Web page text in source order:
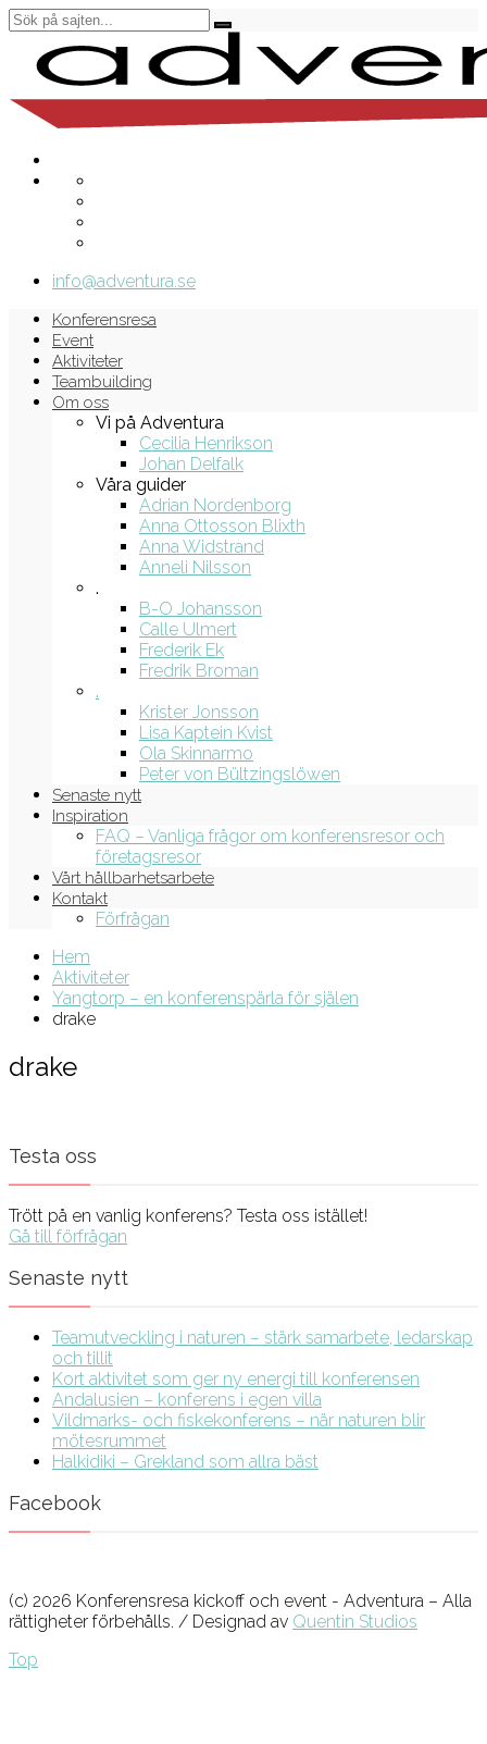
info@adventura.se
Konferensresa
Event
Aktiviteter
Teambuilding
Om oss
Vi på Adventura
Cecilia Henrikson
Johan Delfalk
Våra guider
Adrian Nordenborg
Anna Ottosson Blixth
Anna Widstrand
Anneli Nilsson
.
B-O Johansson
Calle Ulmert
Frederik Ek
Fredrik Broman
.
Krister Jonsson
Lisa Kaptein Kvist
Ola Skinnarmo
Peter von Bültzingslöwen
Senaste nytt
Inspiration
FAQ – Vanliga frågor om konferensresor och
företagsresor
Vårt hållbarhetsarbete
Kontakt
Förfrågan
Hem
Aktiviteter
Yangtorp – en konferenspärla för själen
drake
drake
Testa oss
Trött på en vanlig konferens? Testa oss istället!
Gå till förfrågan
Senaste nytt
Teamutveckling i naturen – stärk samarbete, ledarskap
och tillit
Kort aktivitet som ger ny energi till konferensen
Andalusien – konferens i egen villa
Vildmarks- och fiskekonferens – när naturen blir
mötesrummet
Halkidiki – Grekland som allra bäst
Facebook
(c) 2026 Konferensresa kickoff och event - Adventura – Alla
rättigheter förbehålls. / Designad av Quentin Studios
Top